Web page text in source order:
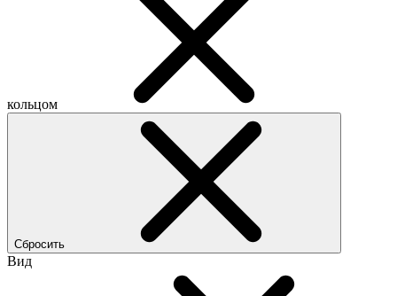
кольцом
Сбросить
Вид